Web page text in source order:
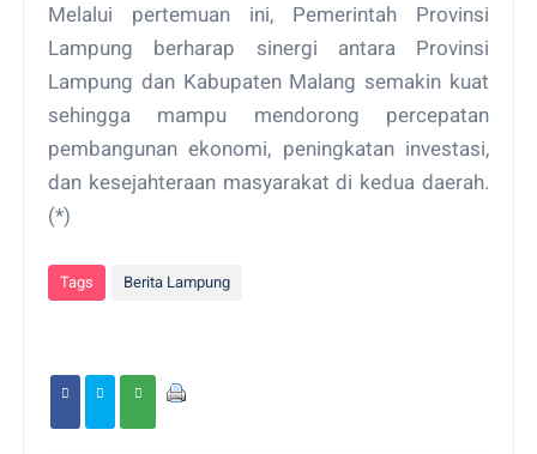
Melalui pertemuan ini, Pemerintah Provinsi
Lampung berharap sinergi antara Provinsi
Lampung dan Kabupaten Malang semakin kuat
sehingga mampu mendorong percepatan
pembangunan ekonomi, peningkatan investasi,
dan kesejahteraan masyarakat di kedua daerah.
(*)
Tags Berita Lampung